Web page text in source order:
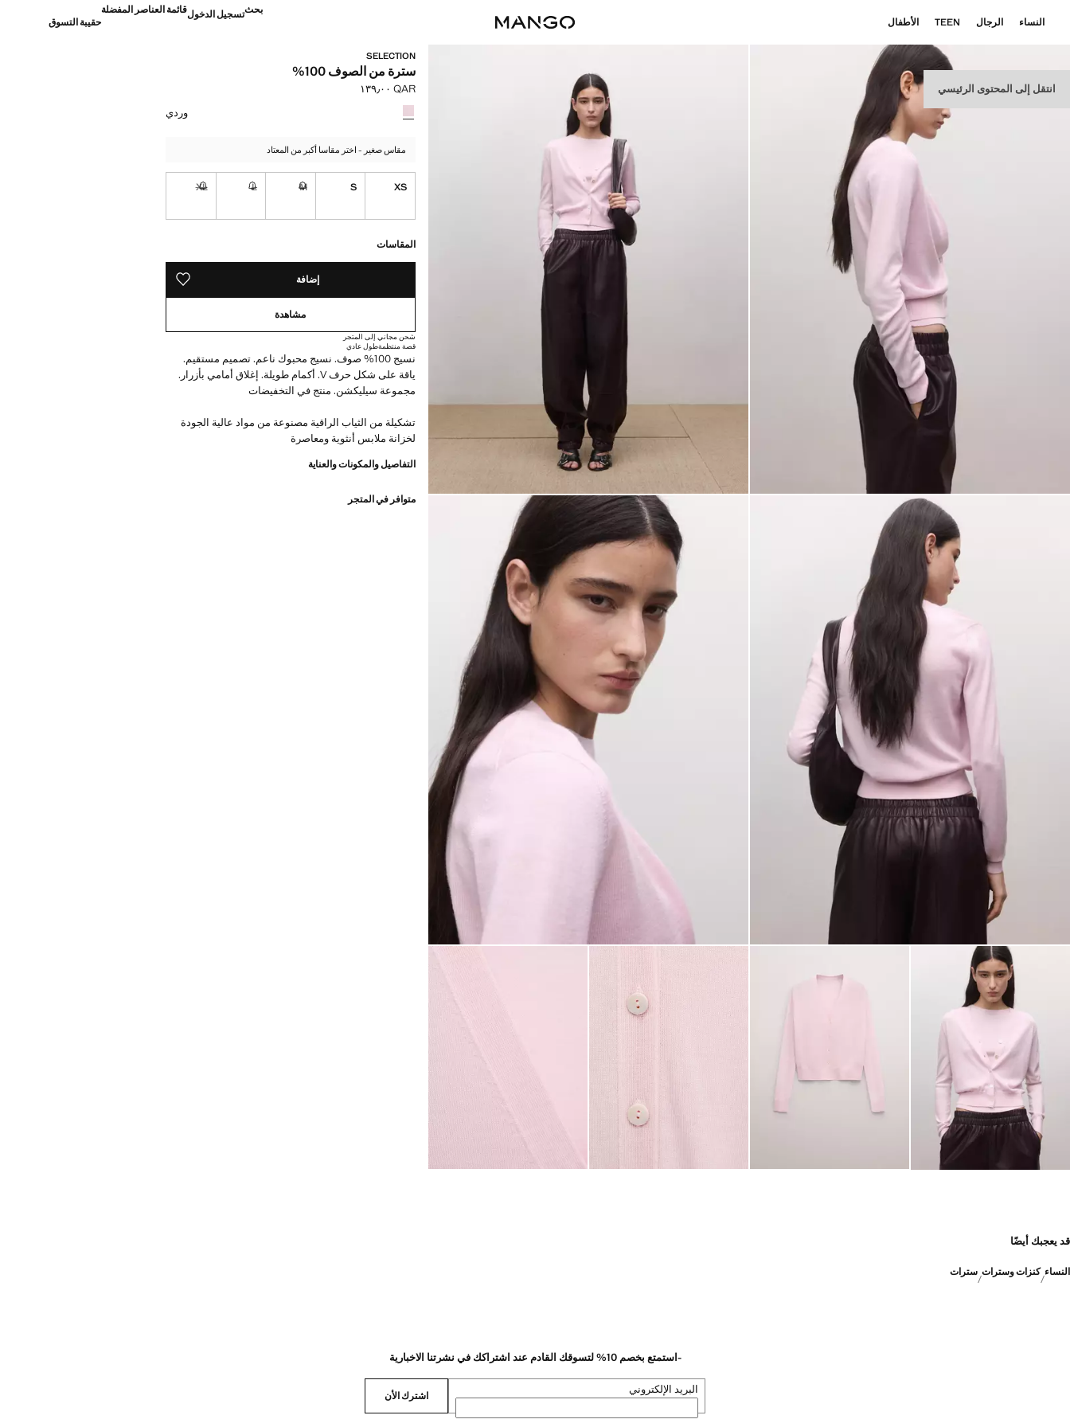
انتقل إلى المحتوى الرئيسي
النساء الرجال TEEN الأطفال
بحثتسجيل الدخولقائمة العناصر المفضلة
حقيبة التسوق
SELECTION
سترة من الصوف 100%
السعر الحالي [QAR ١٣٩٫٠٠ ]
QAR ١٣٩٫٠٠
حدد اللون
وردي
مقاس صغير - اختر مقاسا أكبر من المعتاد
XS
S
M
L
XL
المقاسات
إضافة حفظه في قائمة منتجاتك المفضلة
مشاهدة
شحن مجاني إلى المتجر
قصة منتظمةطول عادي
نسيج 100% صوف. نسيج محبوك ناعم. تصميم مستقيم.
ياقة على شكل حرف V. أكمام طويلة. إغلاق أمامي بأزرار.
مجموعة سيليكشن. منتج في التخفيضات
تشكيلة من الثياب الراقية مصنوعة من مواد عالية الجودة
لخزانة ملابس أنثوية ومعاصرة
التفاصيل والمكونات والعناية
متوافر في المتجر
قد يعجبك أيضًا
النساء كنزات وسترات سترات
-استمتع بخصم 10% لتسوقك القادم عند اشتراكك في نشرتنا الاخبارية
البريد الإلكتروني اشترك الأن